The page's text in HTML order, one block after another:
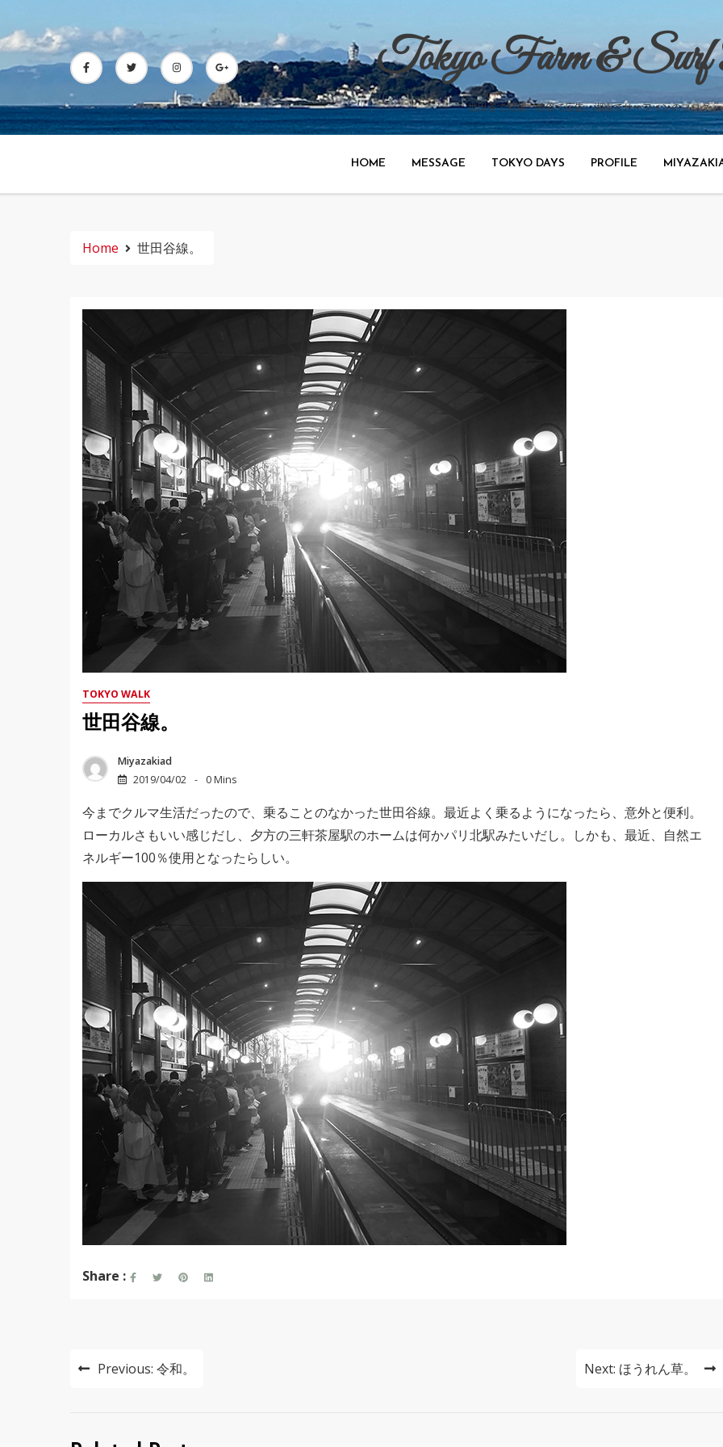
to
content
Tokyo Farm &
世田谷で野菜、渋谷で広告、湘南でサーフィンのブログ。
HOME MESSAGE TOKYO DAYS PROFILE
Home 世田谷線。
TOKYO WALK
世田谷線。
Miyazakiad
2019/04/02
0 Mins
今までクルマ生活だったので、乗ることのなかった世田谷線。最近よく乗るようになったら、意外と便利。
ローカルさもいい感じだし、夕方の三軒茶屋駅のホームは何かパリ北駅みたいだし。しかも、最近、自然エ
ネルギー100％使用となったらしい。
Share :
投 Previous: 令和。 Next: ほうれん草。